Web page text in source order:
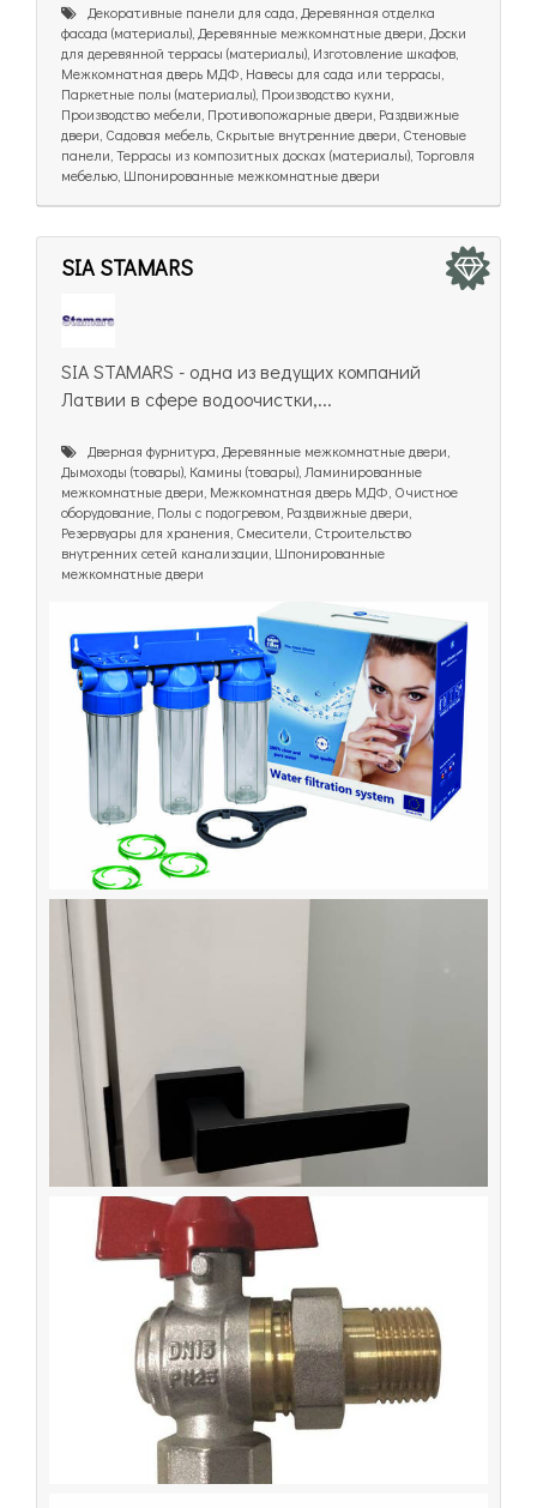
Декоративные панели для сада, Деревянная отделка
фасада (материалы), Деревянные межкомнатные двери, Доски
для деревянной террасы (материалы), Изготовление шкафов,
Межкомнатная дверь МДФ, Навесы для сада или террасы,
Паркетные полы (материалы), Производство кухни,
Производство мебели, Противопожарные двери, Раздвижные
двери, Садовая мебель, Скрытые внутренние двери, Стеновые
панели, Террасы из композитных досках (материалы), Торговля
мебелью, Шпонированные межкомнатные двери
SIA STAMARS
SIA STAMARS - одна из ведущих компаний
Латвии в сфере водоочистки,...
Дверная фурнитура, Деревянные межкомнатные двери,
Дымоходы (товары), Камины (товары), Ламинированные
межкомнатные двери, Межкомнатная дверь МДФ, Очистное
оборудование, Полы с подогревом, Раздвижные двери,
Резервуары для хранения, Смесители, Строительство
внутренних сетей канализации, Шпонированные
межкомнатные двери